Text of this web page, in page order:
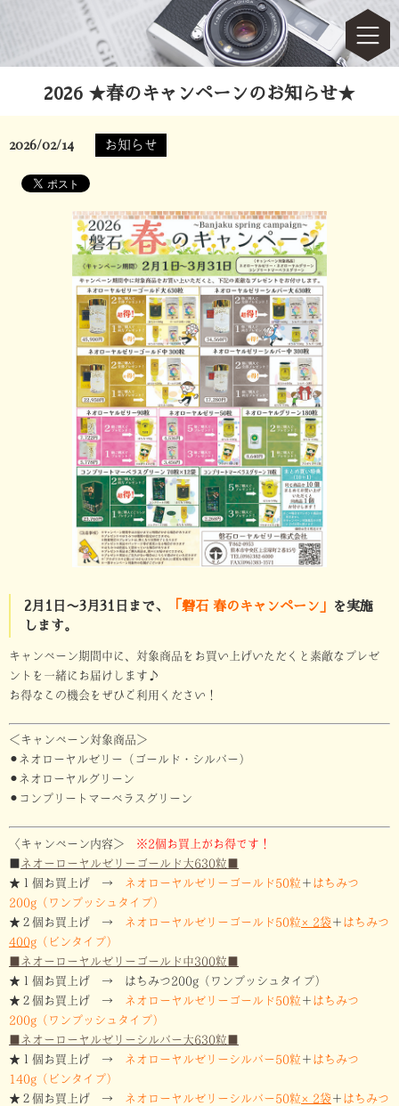
2026 ★春のキャンペーンのお知らせ★
2026/02/14 お知らせ
2月1日〜3月31日まで、 「磐石 春のキャンペーン」
を実施
します。
キャンペーン期間中に、対象商品をお買い上げいただくと素敵なプレゼ
ントを一緒にお届けします♪
お得なこの機会をぜひご利用ください！
＜キャンペーン対象商品＞
⚫︎ネオローヤルゼリー（ゴールド・シルバー）
⚫︎ネオローヤルグリーン
⚫︎コンプリートマーベラスグリーン
〈キャンペーン内容＞ ※2個お買上がお得です！
■ネオーローヤルゼリーゴールド大630粒 ■
★１個お買上げ → ネオローヤルゼリーゴールド50粒 ＋ はちみつ
200g（ワンプッシュタイプ）
★２個お買上げ → ネオローヤルゼリーゴールド50粒 ×2袋 ＋ はちみつ
400g （ビンタイプ）
■ネオーローヤルゼリーゴールド中300粒 ■
★１個お買上げ → はちみつ200g（ワンプッシュタイプ）
★２個お買上げ → ネオローヤルゼリーゴールド50粒 ＋ はちみつ
200g（ワンプッシュタイプ）
■ネオーローヤルゼリーシルバー大630粒 ■
★１個お買上げ → ネオローヤルゼリーシルバー50粒 ＋ はちみつ
140g（ビンタイプ）
★２個お買上げ → ネオローヤルゼリーシルバー50粒 ×2袋 ＋ はちみつ